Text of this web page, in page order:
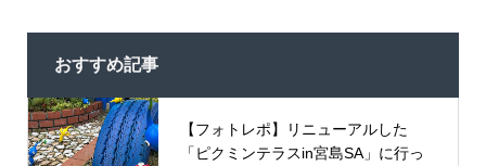
おすすめ記事
【フォトレポ】リニューアルした
「ピクミンテラスin宮島SA」に行っ